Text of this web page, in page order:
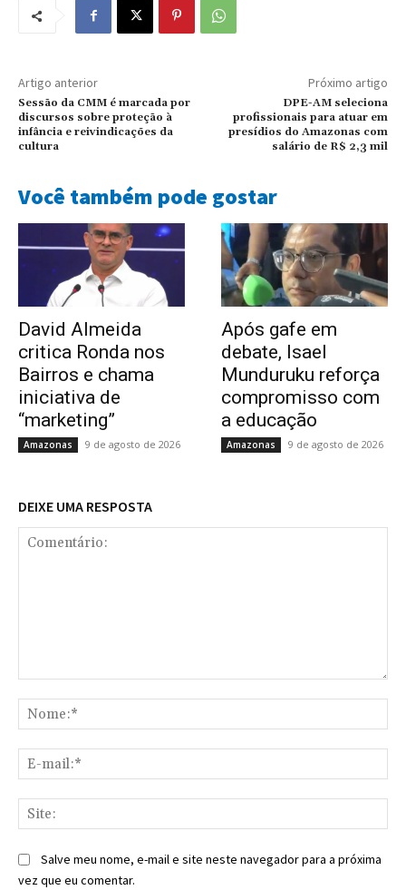
Artigo anterior
Sessão da CMM é marcada por
discursos sobre proteção à
infância e reivindicações da
cultura
Próximo artigo
DPE-AM seleciona
profissionais para atuar em
presídios do Amazonas com
salário de R$ 2,3 mil
Você também pode gostar
David Almeida
critica Ronda nos
Bairros e chama
iniciativa de
“marketing”
Amazonas 9 de agosto de 2026
Após gafe em
debate, Isael
Munduruku reforça
compromisso com
a educação
Amazonas 9 de agosto de 2026
DEIXE UMA RESPOSTA
Salve meu nome, e-mail e site neste navegador para a próxima
vez que eu comentar.